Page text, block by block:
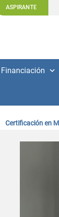
ASPIRANTE
Financiación
Certificación en